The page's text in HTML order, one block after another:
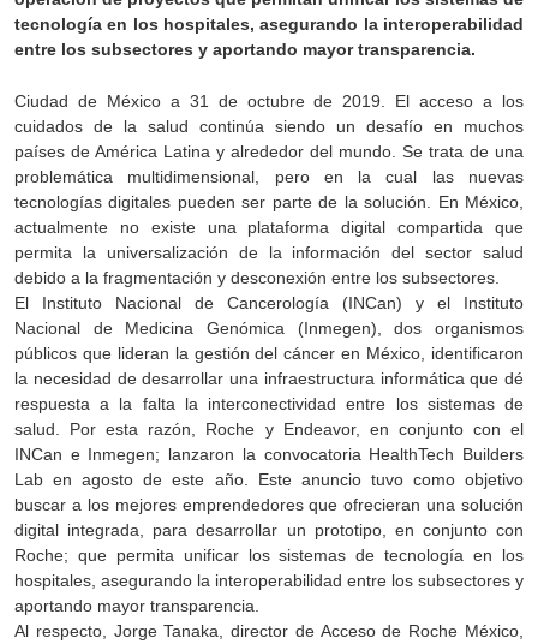
tecnología en los hospitales, asegurando la interoperabilidad
entre los subsectores y aportando mayor transparencia.
Ciudad de México a 31 de octubre de 2019. El acceso a los
cuidados de la salud continúa siendo un desafío en muchos
países de América Latina y alrededor del mundo. Se trata de una
problemática multidimensional, pero en la cual las nuevas
tecnologías digitales pueden ser parte de la solución. En México,
actualmente no existe una plataforma digital compartida que
permita la universalización de la información del sector salud
debido a la fragmentación y desconexión entre los subsectores.
El Instituto Nacional de Cancerología (INCan) y el Instituto
Nacional de Medicina Genómica (Inmegen), dos organismos
públicos que lideran la gestión del cáncer en México, identificaron
la necesidad de desarrollar una infraestructura informática que dé
respuesta a la falta la interconectividad entre los sistemas de
salud. Por esta razón, Roche y Endeavor, en conjunto con el
INCan e Inmegen; lanzaron la convocatoria HealthTech Builders
Lab en agosto de este año. Este anuncio tuvo como objetivo
buscar a los mejores emprendedores que ofrecieran una solución
digital integrada, para desarrollar un prototipo, en conjunto con
Roche; que permita unificar los sistemas de tecnología en los
hospitales, asegurando la interoperabilidad entre los subsectores y
aportando mayor transparencia.
Al respecto, Jorge Tanaka, director de Acceso de Roche México,